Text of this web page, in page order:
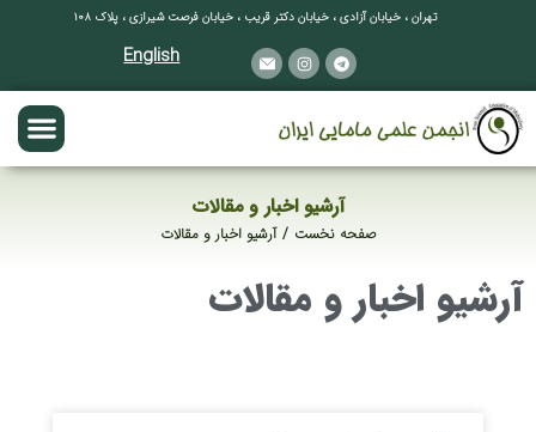
تهران ، خیابان آزادی ، خیابان دکتر قریب ، خیابان فرصت شیرازی ، پلاک ۱۰۸
English
آرشیو اخبار و مقالات
صفحه نخست آرشیو اخبار و مقالات
آرشیو اخبار و مقالات